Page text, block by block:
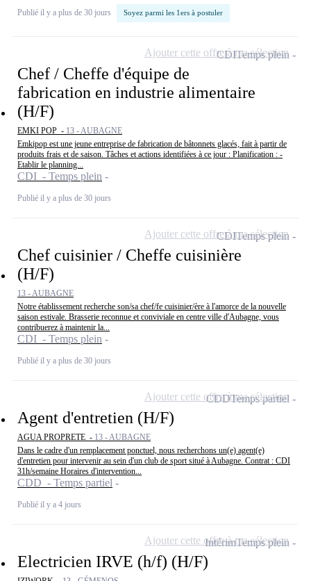
Publié il y a plus de 30 jours Soyez parmi les 1ers à postuler
Chef / Cheffe d'équipe de
fabrication en industrie alimentaire
(H/F)
EMKI POP - 13 - AUBAGNE
Emkipop est une jeune entreprise de fabrication de bâtonnets glacés, fait à partir de
produits frais et de saison. Tâches et actions identifiées à ce jour : Planification : -
Etablir le planning...
CDI - Temps plein
Publié il y a plus de 30 jours
CDITemps plein
Ajouter cette offre à ma sélection
Chef cuisinier / Cheffe cuisinière
(H/F)
13 - AUBAGNE
Notre établissement recherche son/sa chef/fe cuisinier/ère à l'amorce de la nouvelle
saison estivale. Brasserie reconnue et conviviale en centre ville d'Aubagne, vous
contribuerez à maintenir la...
CDI - Temps plein
Publié il y a plus de 30 jours
CDITemps plein
Ajouter cette offre à ma sélection
Agent d'entretien (H/F)
AGUA PROPRETE - 13 - AUBAGNE
Dans le cadre d'un remplacement ponctuel, nous recherchons un(e) agent(e)
d'entretien pour intervenir au sein d'un club de sport situé à Aubagne. Contrat : CDI
31h/semaine Horaires d'intervention...
CDD - Temps partiel
Publié il y a 4 jours
CDDTemps partiel
Ajouter cette offre à ma sélection
Electricien IRVE (h/f) (H/F)
IntérimTemps plein
Ajouter cette offre à ma sélection